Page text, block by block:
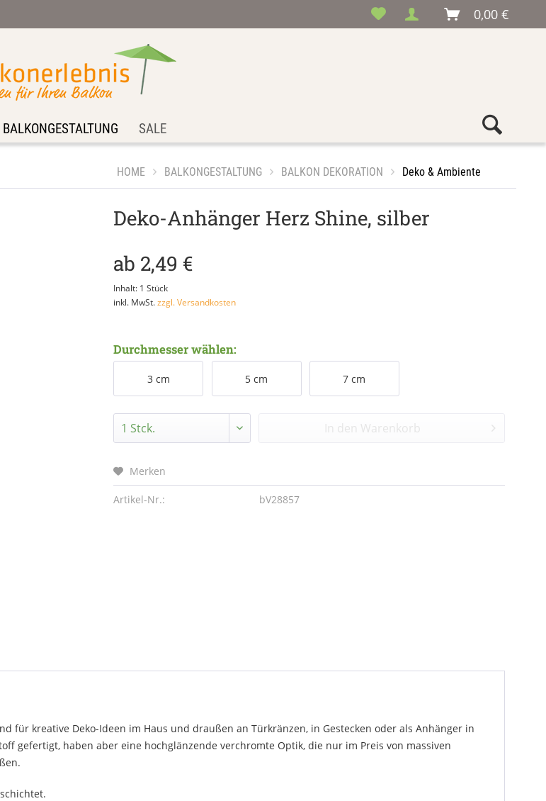
0,00 €
BALKONGESTALTUNG SALE
HOME BALKONGESTALTUNG BALKON DEKORATION Deko & Ambiente
Deko-Anhänger Herz Shine, silber
ab 2,49 €
Inhalt: 1 Stück
inkl. MwSt.zzgl. Versandkosten
Durchmesser wählen:
3 cm 5 cm 7 cm
In den Warenkorb
Merken
Artikel-Nr.: bV28857
für kreative Deko-Ideen im Haus und draußen an Türkränzen, in Gestecken oder als Anhänger in
gefertigt, haben aber eine hochglänzende verchromte Optik, die nur im Preis von massiven